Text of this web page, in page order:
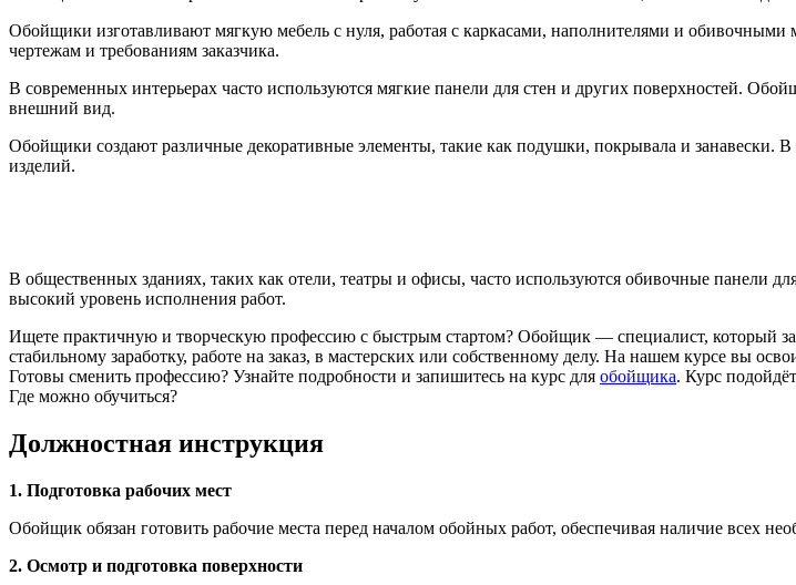
Обойщики изготавливают мягкую мебель с нуля, работая с каркасами, наполнителями и
чертежам и требованиям заказчика.
В современных интерьерах часто используются мягкие панели для стен и других поверхностей.
внешний вид.
Обойщики создают различные декоративные элементы, такие как подушки, покрывала и занавески.
изделий.
В общественных зданиях, таких как отели, театры и офисы, часто используются обивочные панели
высокий уровень исполнения работ.
Ищете практичную и творческую профессию с быстрым стартом? Обойщик — специалист, который
стабильному заработку, работе на заказ, в мастерских или собственному делу. На нашем курсе вы
Готовы сменить профессию? Узнайте подробности и запишитесь на курс для обойщика. Курс
Где можно обучиться?
Должностная инструкция
1. Подготовка рабочих мест
Обойщик обязан готовить рабочие места перед началом обойных работ, обеспечивая наличие всех
2. Осмотр и подготовка поверхности